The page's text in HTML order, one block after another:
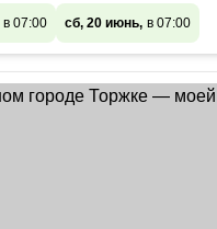
в 07:00 сб, 20 июнь, в 07:00